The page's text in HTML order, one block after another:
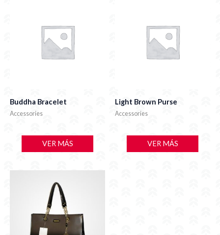
Buddha Bracelet
Accessories
VER MÁS
Light Brown Purse
Accessories
VER MÁS